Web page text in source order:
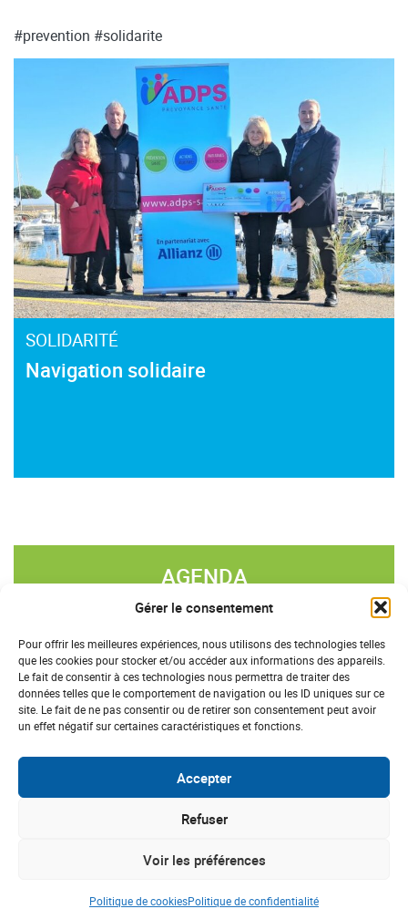
Gérer le consentement
Pour offrir les meilleures expériences, nous utilisons des technologies telles
que les cookies pour stocker et/ou accéder aux informations des appareils.
Le fait de consentir à ces technologies nous permettra de traiter des
données telles que le comportement de navigation ou les ID uniques sur ce
site. Le fait de ne pas consentir ou de retirer son consentement peut avoir
un effet négatif sur certaines caractéristiques et fonctions.
Accepter
Refuser
Voir les préférences
Politique de cookiesPolitique de confidentialité
#prevention #solidarite
SOLIDARITÉ
Navigation solidaire
AGENDA
« AOÛT 2026 »
L M M J V S
D
27
28 29 30 31 1
2
3
4 5 6 7 8
17
18 19 20 21 22
23
27
2 3 4